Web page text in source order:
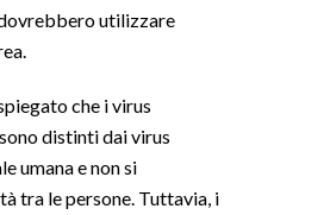
utilizzare
che i virus
distinti dai virus
umana e non si
tra le persone. Tuttavia, i